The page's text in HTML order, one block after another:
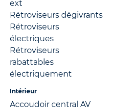
ext
Rétroviseurs dégivrants
Rétroviseurs
électriques
Rétroviseurs
rabattables
électriquement
Intérieur
Accoudoir central AV